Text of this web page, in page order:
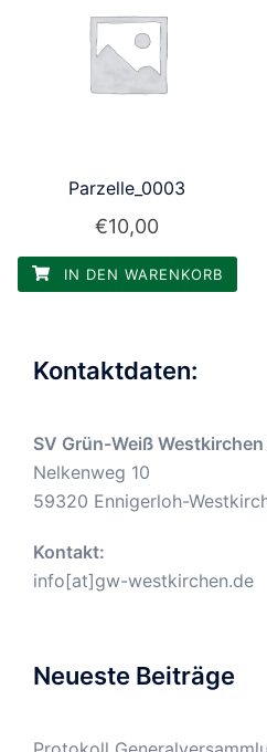
Parzelle_0003
€10,00
IN DEN WARENKORB
Kontaktdaten:
SV Grün-Weiß
Nelkenweg 10
59320 Ennigerloh-
Kontakt:
info[at]gw-westkirchen.de
Neueste Beiträge